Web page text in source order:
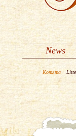
News
Котята